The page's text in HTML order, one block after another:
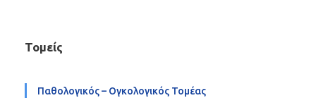
Τομείς
Παθολογικός – Ογκολογικός Τομέας